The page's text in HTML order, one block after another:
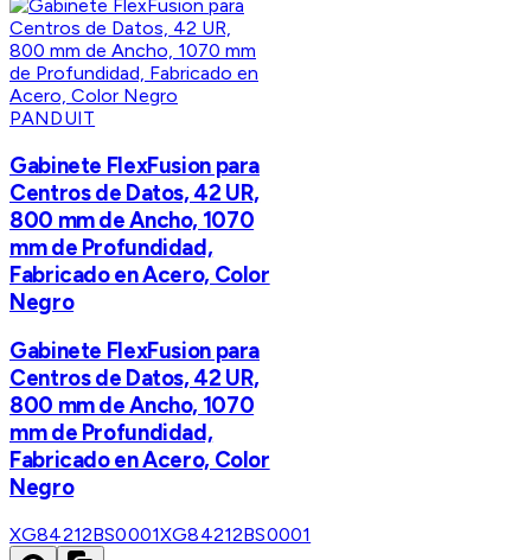
PANDUIT
Gabinete FlexFusion para
Centros de Datos, 42 UR,
800 mm de Ancho, 1070
mm de Profundidad,
Fabricado en Acero, Color
Negro
Gabinete FlexFusion para
Centros de Datos, 42 UR,
800 mm de Ancho, 1070
mm de Profundidad,
Fabricado en Acero, Color
Negro
XG84212BS0001XG84212BS0001